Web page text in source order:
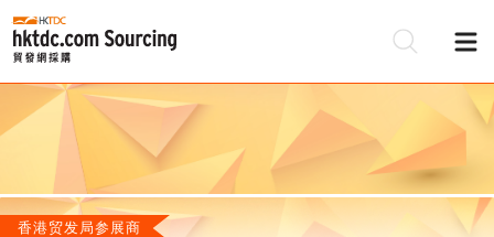
香港贸发局参展商